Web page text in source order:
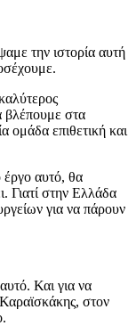
την ιστορία αυτή
βλέπουμε στα
ομάδα επιθετική και
έργο αυτό, θα
Γιατί στην Ελλάδα
για να πάρουν
Και για να
στον